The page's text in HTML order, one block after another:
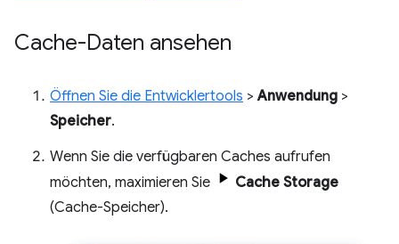
Cache-Daten ansehen
Öffnen Sie die Entwicklertools >Anwendung >
Speicher.
Wenn Sie die verfügbaren Caches aufrufen
möchten, maximieren Sie
Cache Storage
(Cache-Speicher).